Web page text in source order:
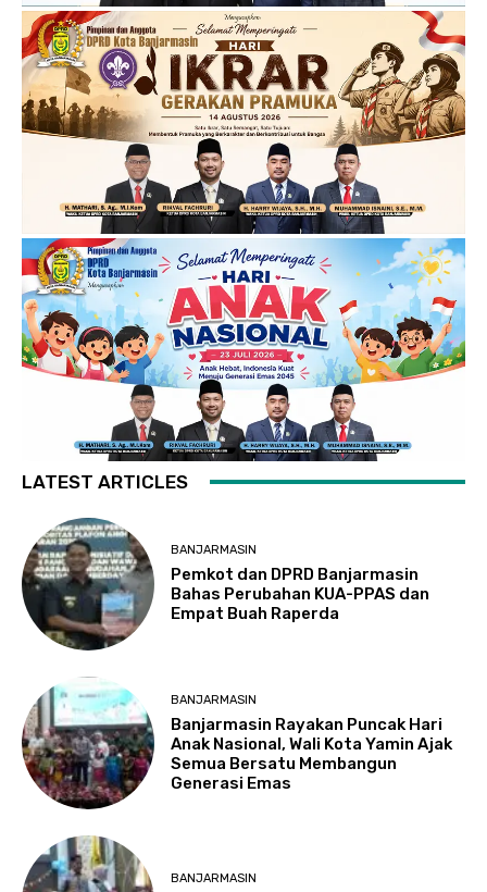
LATEST ARTICLES
BANJARMASIN
Pemkot dan DPRD Banjarmasin
Bahas Perubahan KUA-PPAS dan
Empat Buah Raperda
BANJARMASIN
Banjarmasin Rayakan Puncak Hari
Anak Nasional, Wali Kota Yamin Ajak
Semua Bersatu Membangun
Generasi Emas
BANJARMASIN